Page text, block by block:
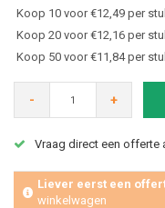
Koop 10 voor €12,49 per
Koop 20 voor €12,16 per
Koop 50 voor €11,84 per
- +
Vraag direct een offerte
Liever eerst een
winkelwagen